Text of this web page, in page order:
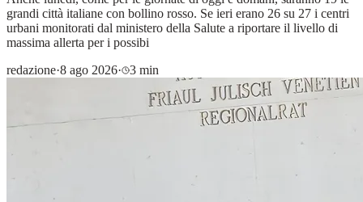
grandi città italiane con bollino rosso. Se ieri erano 26 su 27 i centri
urbani monitorati dal ministero della Salute a riportare il livello di
massima allerta per i possibi
redazione·8 ago 2026· 3 min